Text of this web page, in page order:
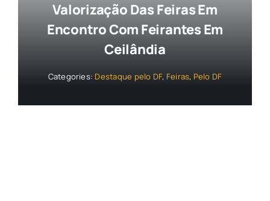
Valorização Das Feiras Em
Encontro Com Feirantes Em
Ceilândia
Categories: Destaque pelo DF, Feiras, Pelo DF